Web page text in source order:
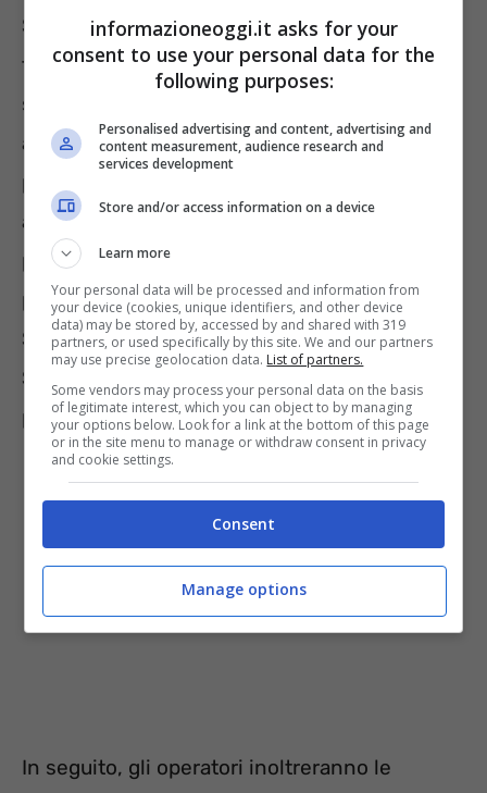
Stato a medio e lungo termine avverrà
tramiteasta marginale. Ricordiamo che non
saranno gli investitori o i risparmiatori privati
a partecipare direttamente all’asta, ma
potranno farlo attraverso gli intermediari
autorizzati, come banche o imprese registrate
presso la Banca d’Italia. Quindi, dovranno
presentare agli operatori Specialisti in titoli di
Stato o agli Aspiranti Specialisti in titoli di
Stato le loro offerte. Solo i primi potranno
partecipare all’asta supplementare.
In seguito, gli operatori inoltreranno le
informazioneoggi.it asks for your
consent to use your personal data for the
following purposes:
Personalised advertising and content, advertising and
content measurement, audience research and
services development
Store and/or access information on a device
Learn more
Your personal data will be processed and information from
your device (cookies, unique identifiers, and other device
data) may be stored by, accessed by and shared with 319
partners, or used specifically by this site. We and our partners
may use precise geolocation data. List of partners.
Some vendors may process your personal data on the basis
of legitimate interest, which you can object to by managing
your options below. Look for a link at the bottom of this page
or in the site menu to manage or withdraw consent in privacy
and cookie settings.
Consent
Manage options